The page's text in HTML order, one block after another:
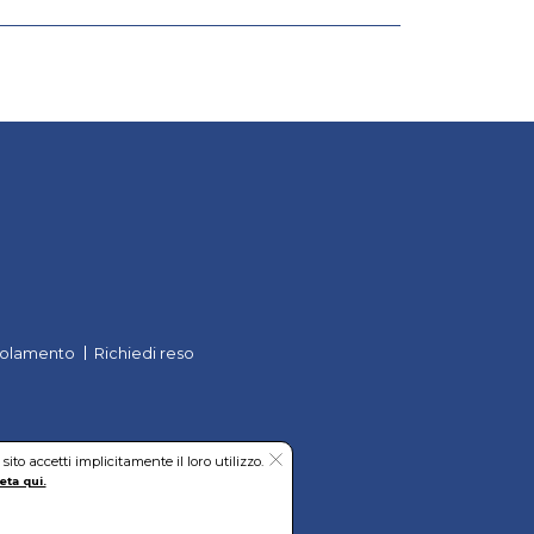
Richiedi reso
accetti implicitamente il loro utilizzo.
qui.